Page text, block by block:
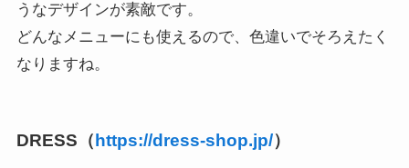
うなデザインが素敵です。
どんなメニューにも使えるので、色違いでそろえたく
なりますね。
DRESS（ https://dress-shop.jp/）